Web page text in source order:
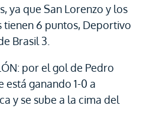
ya que San Lorenzo y los
tienen 6 puntos, Deportivo
Brasil 3.
por el gol de Pedro
está ganando 1-0 a
y se sube a la cima del